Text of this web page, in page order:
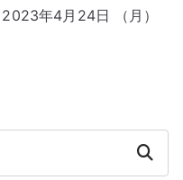
年4月24日 （月）
Search